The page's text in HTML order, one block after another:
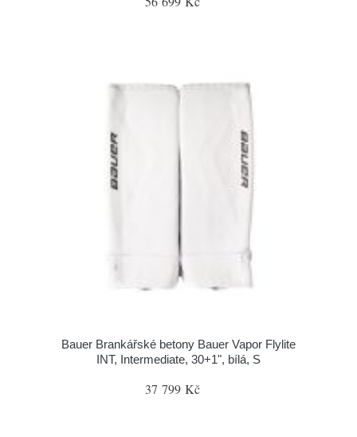
Bauer Brankářské betony Bauer Vapor Flylite
INT, Intermediate, 30+1", bílá, S
37 799 Kč